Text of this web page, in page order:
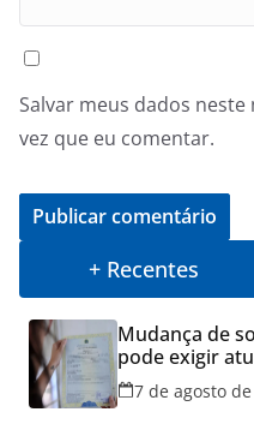
Salvar meus dados
vez que eu comentar.
+ Recentes
Mudança de
pode exigir
dos filhos
7 de agosto